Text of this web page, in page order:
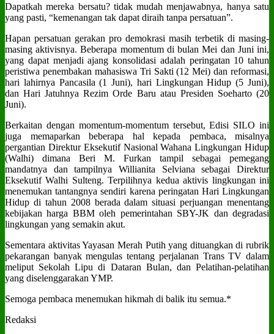
Dapatkah mereka bersatu? tidak mudah menjawabnya, hanya satu
yang pasti, “kemenangan tak dapat diraih tanpa persatuan”.
Hapan persatuan gerakan pro demokrasi masih terbetik di masing-
masing aktivisnya. Beberapa momentum di bulan Mei dan Juni ini,
yang dapat menjadi ajang konsolidasi adalah peringatan 10 tahun
peristiwa penembakan mahasiswa Tri Sakti (12 Mei) dan reformasi,
hari lahirnya Pancasila (1 Juni), hari Lingkungan Hidup (5 Juni),
dan Hari Jatuhnya Rezim Orde Baru atau Presiden Soeharto (20
Juni).
Berkaitan dengan momentum-momentum tersebut, Edisi SILO ini
juga memaparkan beberapa hal kepada pembaca, misalnya
pergantian Direktur Eksekutif Nasional Wahana Lingkungan Hidup
(Walhi) dimana Beri M. Furkan tampil sebagai pemegang
mandatnya dan tampilnya Willianita Selviana sebagai Direktur
Eksekutif Walhi Sulteng. Terpilihnya kedua aktivis lingkungan ini
menemukan tantangnya sendiri karena peringatan Hari Lingkungan
Hidup di tahun 2008 berada dalam situasi perjuangan menentang
kebijakan harga BBM oleh pemerintahan SBY-JK dan degradasi
lingkungan yang semakin akut.
Sementara aktivitas Yayasan Merah Putih yang dituangkan di rubrik
pekarangan banyak mengulas tentang perjalanan Trans TV dalam
meliput Sekolah Lipu di Dataran Bulan, dan Pelatihan-pelatihan
yang diselenggarakan YMP.
Semoga pembaca menemukan hikmah di balik itu semua.*
Redaksi